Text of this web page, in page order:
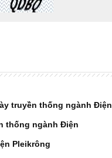
truyền thống ngành Điện
thống ngành Điện
Pleikrông